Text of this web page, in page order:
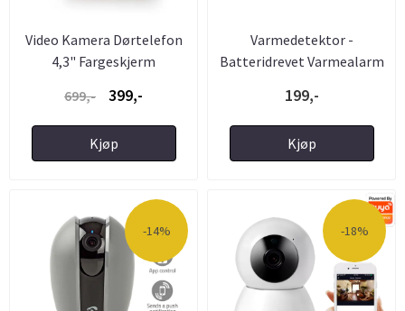
Video Kamera Dørtelefon
4,3" Fargeskjerm
699,-
399,-
Kjøp
Varmedetektor -
Batteridrevet Varmealarm
199,-
Kjøp
-14% -18%